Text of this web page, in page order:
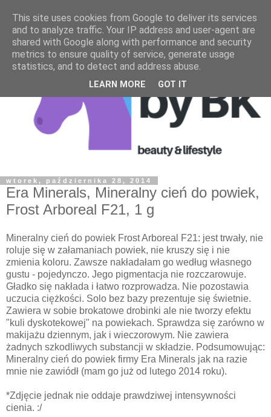
wtorek, października 28, 2014
Era Minerals, Mineralny cień do powiek,
Frost Arboreal F21, 1 g
Mineralny cień do powiek Frost Arboreal F21: jest trwały, nie
roluje się w załamaniach powiek, nie kruszy się i nie
zmienia koloru. Zawsze nakładałam go według własnego
gustu - pojedynczo. Jego pigmentacja nie rozczarowuje.
Gładko się nakłada i łatwo rozprowadza. Nie pozostawia
uczucia ciężkości. Solo bez bazy prezentuje się świetnie.
Zawiera w sobie brokatowe drobinki ale nie tworzy efektu
"kuli dyskotekowej" na powiekach. Sprawdza się zarówno w
makijażu dziennym, jak i wieczorowym. Nie zawiera
żadnych szkodliwych substancji w składzie. Podsumowując:
Mineralny cień do powiek firmy Era Minerals jak na razie
mnie nie zawiódł (mam go już od lutego 2014 roku).
*Zdjęcie jednak nie oddaje prawdziwej intensywności
cienia. :/
This site uses cookies from Google to deliver its services
and to analyze traffic. Your IP address and user-agent are
shared with Google along with performance and security
metrics to ensure quality of service, generate usage
statistics, and to detect and address abuse.
LEARN MORE GOT IT